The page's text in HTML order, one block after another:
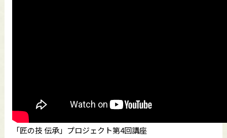
「匠の技 伝承」プロジェクト第4回講座